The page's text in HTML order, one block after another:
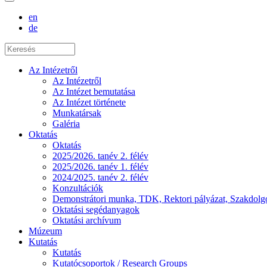
en
de
Az Intézetről
Az Intézetről
Az Intézet bemutatása
Az Intézet története
Munkatársak
Galéria
Oktatás
Oktatás
2025/2026. tanév 2. félév
2025/2026. tanév 1. félév
2024/2025. tanév 2. félév
Konzultációk
Demonstrátori munka, TDK, Rektori pályázat,
Oktatási segédanyagok
Oktatási archívum
Múzeum
Kutatás
Kutatás
Kutatócsoportok / Research Groups